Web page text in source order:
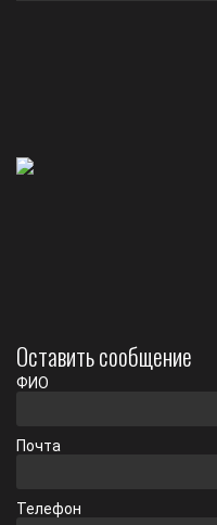
Оставить сообщение
ФИО
Почта
Телефон